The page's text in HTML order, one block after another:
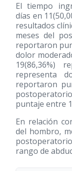
El tiempo
días en
resultados
meses del
reportaron
dolor
representa
reportaron
puntaje entre
En relación
del hombro,
rango de